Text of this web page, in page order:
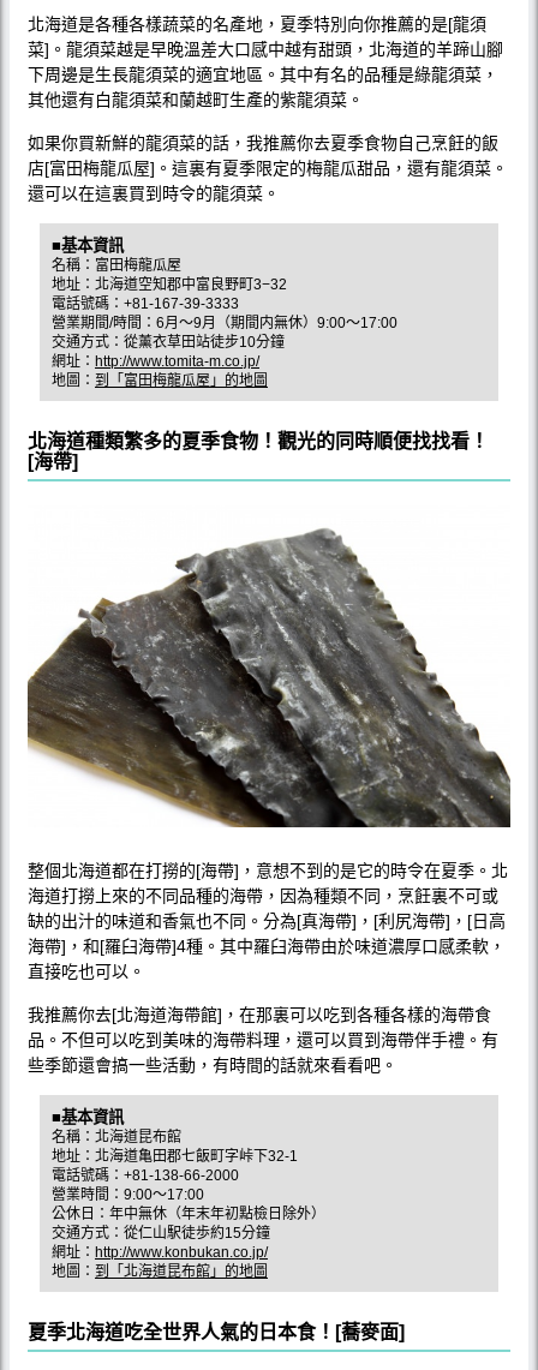
北海道是各種各樣蔬菜的名產地，夏季特別向你推薦的是[龍須
菜]。龍須菜越是早晚溫差大口感中越有甜頭，北海道的羊蹄山腳
下周邊是生長龍須菜的適宜地區。其中有名的品種是綠龍須菜，
其他還有白龍須菜和蘭越町生產的紫龍須菜。
如果你買新鮮的龍須菜的話，我推薦你去夏季食物自己烹飪的飯
店[富田梅龍瓜屋]。這裏有夏季限定的梅龍瓜甜品，還有龍須菜。
還可以在這裏買到時令的龍須菜。
■基本資訊
名稱：富田梅龍瓜屋
地址：北海道空知郡中富良野町3−32
電話號碼：+81-167-39-3333
營業期間/時間：6月～9月（期間内無休）9:00～17:00
交通方式：從薰衣草田站徒步10分鐘
網址： http://www.tomita-m.co.jp/
地圖： 到「富田梅龍瓜屋」的地圖
北海道種類繁多的夏季食物！觀光的同時順便找找看！
[海帶]
整個北海道都在打撈的[海帶]，意想不到的是它的時令在夏季。北
海道打撈上來的不同品種的海帶，因為種類不同，烹飪裏不可或
缺的出汁的味道和香氣也不同。分為[真海帶]，[利尻海帶]，[日高
海帶]，和[羅臼海帶]4種。其中羅臼海帶由於味道濃厚口感柔軟，
直接吃也可以。
我推薦你去[北海道海帶館]，在那裏可以吃到各種各樣的海帶食
品。不但可以吃到美味的海帶料理，還可以買到海帶伴手禮。有
些季節還會搞一些活動，有時間的話就來看看吧。
■基本資訊
名稱：北海道昆布館
地址：北海道亀田郡七飯町字峠下32-1
電話號碼：+81-138-66-2000
營業時間：9:00～17:00
公休日：年中無休（年末年初點檢日除外）
交通方式：從仁山駅徒歩約15分鐘
網址： http://www.konbukan.co.jp/
地圖： 到「北海道昆布館」的地圖
夏季北海道吃全世界人氣的日本食！[蕎麥面]